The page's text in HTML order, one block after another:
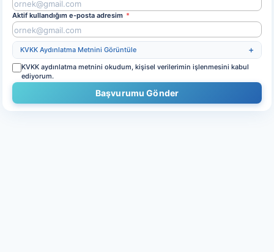
Aktif kullandığım e-posta adresim *
KVKK Aydınlatma Metnini Görüntüle
KVKK aydınlatma metnini okudum, kişisel verilerimin işlenmesini kabul
ediyorum.
Başvurumu Gönder